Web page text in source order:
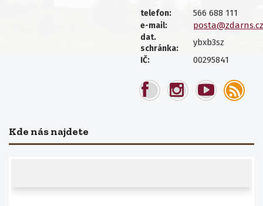
telefon: 566 688 111
e-mail: posta@zdarns.cz
dat.
schránka:
ybxb3sz
IČ: 00295841
Kde nás najdete